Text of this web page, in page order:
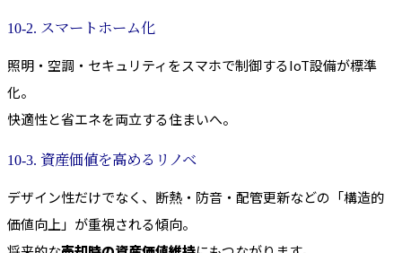
10-2. スマートホーム化
照明・空調・セキュリティをスマホで制御するIoT設備が標準
化。
快適性と省エネを両立する住まいへ。
10-3. 資産価値を高めるリノベ
デザイン性だけでなく、断熱・防音・配管更新などの「構造的
価値向上」が重視される傾向。